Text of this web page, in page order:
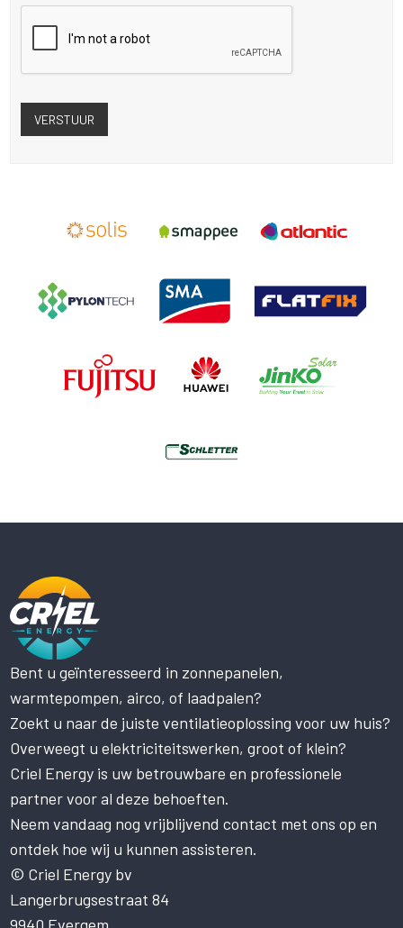
Bent u geïnteresseerd in zonnepanelen,
warmtepompen, airco, of laadpalen?
Zoekt u naar de juiste ventilatieoplossing voor uw huis?
Overweegt u elektriciteitswerken, groot of klein?
Criel Energy is uw betrouwbare en professionele
partner voor al deze behoeften.
Neem vandaag nog vrijblijvend contact met ons op en
ontdek hoe wij u kunnen assisteren.
© Criel Energy bv
Langerbrugsestraat 84
Deze website maakt gebruik
van cookies.
Deze website gebruikt cookies om uw
gebruikerservaring te verbeteren. Door
onze website te gebruiken, stemt u in met
alle cookies in overeenstemming met ons
Cookiebeleid.Lees verder
STRIKT NOODZAKELIJK
PRESTATIE
TARGETING